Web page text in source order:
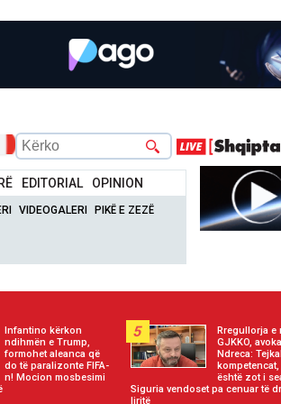
EDITORIAL OPINION
VIDEOGALERI PIKË E ZEZË
Infantino kërkon
ndihmën e Trump,
formohet aleanca që
do të paralizonte FIFA-
n! Mocion mosbesimi
5
Rregullorja e
GJKKO,
Ndreca:
është zot i
Siguria vendoset pa cenuar të
liritë